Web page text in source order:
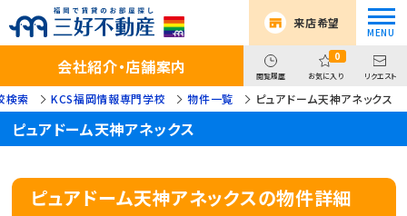
来店希望
会社紹介・店舗案内 閲覧履歴
0
お気に入り リクエスト
検索 KCS福岡情報専門学校 物件一覧 ピュアドーム天神アネックス
ピュアドーム天神アネックス
ピュアドーム天神アネックスの物件詳細